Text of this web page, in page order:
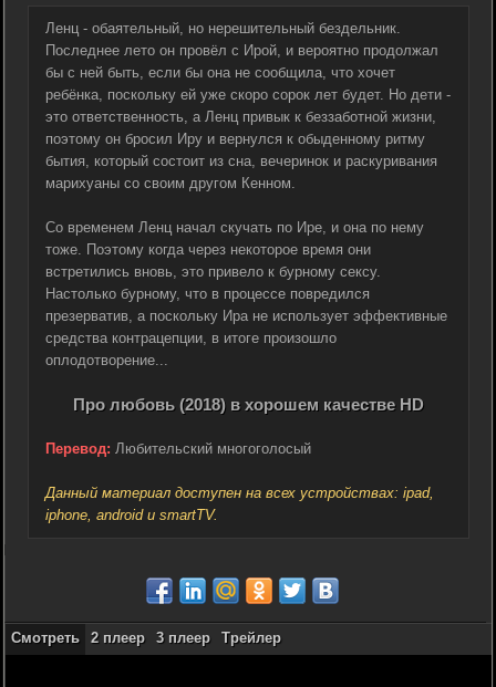
Ленц - обаятельный, но нерешительный бездельник.
Последнее лето он провёл с Ирой, и вероятно продолжал
бы с ней быть, если бы она не сообщила, что хочет
ребёнка, поскольку ей уже скоро сорок лет будет. Но дети -
это ответственность, а Ленц привык к беззаботной жизни,
поэтому он бросил Иру и вернулся к обыденному ритму
бытия, который состоит из сна, вечеринок и раскуривания
марихуаны со своим другом Кенном.
Со временем Ленц начал скучать по Ире, и она по нему
тоже. Поэтому когда через некоторое время они
встретились вновь, это привело к бурному сексу.
Настолько бурному, что в процессе повредился
презерватив, а поскольку Ира не использует эффективные
средства контрацепции, в итоге произошло
оплодотворение...
Про любовь (2018) в хорошем качестве HD
Перевод: Любительский многоголосый
Данный материал доступен на всех устройствах: ipad,
iphone, android и smartTV.
Смотреть 2 плеер 3 плеер Трейлер